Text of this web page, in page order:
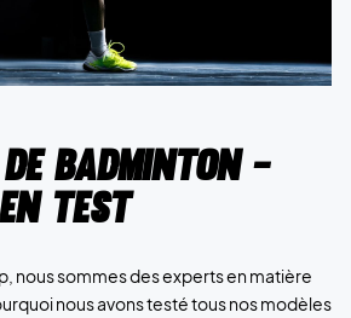
badminton -
test
nous sommes des experts en matière
nous avons testé tous nos modèles